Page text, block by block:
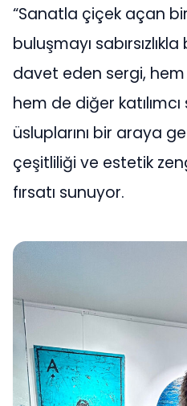
“Sanatla çiçek açan
buluşmayı
davet eden sergi, hem
hem de diğer katılımcı
üsluplarını bir araya
çeşitliliği ve estetik
fırsatı sunuyor.